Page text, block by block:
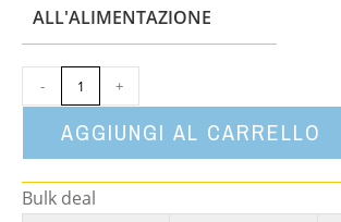
ALL'ALIMENTAZIONE
- +
AGGIUNGI AL CARRELLO
Bulk deal